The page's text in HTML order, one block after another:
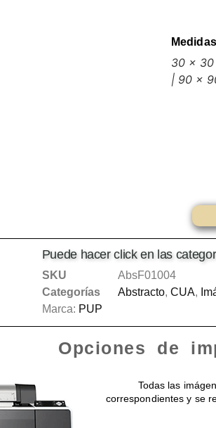
30 x
| 90 x
Puede hacer click en las
SKU
AbsF01004
Categorías
Abstracto, CUA,
Marca: PUP
Opciones de
Todas las
correspondientes y se